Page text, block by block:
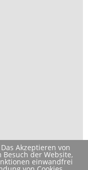
Akzeptieren von
Besuch der Website,
einwandfrei